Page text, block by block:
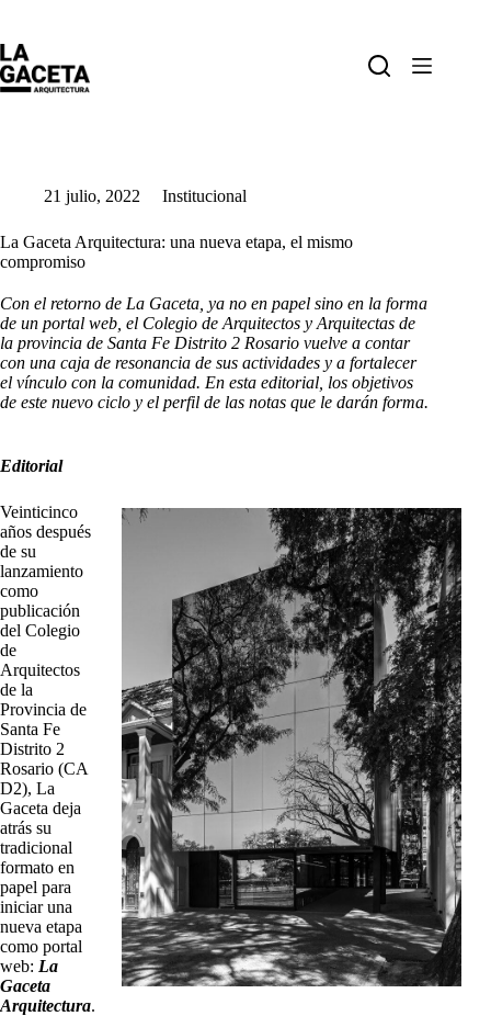
contenido
21 julio, 2022 Institucional
La Gaceta Arquitectura: una nueva etapa, el mismo
compromiso
Con el retorno de La Gaceta, ya no en papel sino en la forma
de un portal web, el Colegio de Arquitectos y Arquitectas de
la provincia de Santa Fe Distrito 2 Rosario vuelve a contar
con una caja de resonancia de sus actividades y a fortalecer
el vínculo con la comunidad. En esta editorial, los objetivos
de este nuevo ciclo y el perfil de las notas que le darán forma.
Editorial
Veinticinco
años después
de su
lanzamiento
como
publicación
del Colegio
de
Arquitectos
de la
Provincia de
Santa Fe
Distrito 2
Rosario (CA
D2), La
Gaceta deja
atrás su
tradicional
formato en
papel para
iniciar una
nueva etapa
como portal
web: La
Gaceta
Arquitectura.